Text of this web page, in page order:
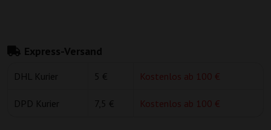
Express-Versand
DHL Kurier 5 € Kostenlos ab 100 €
DPD Kurier 7,5 € Kostenlos ab 100 €